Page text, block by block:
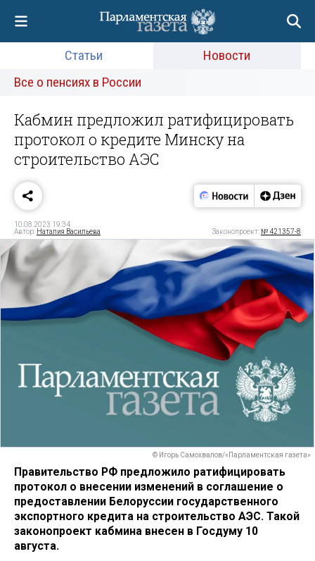
Статьи
Новости
Все о пенсиях в России
Кабмин предложил ратифицировать
протокол о кредите Минску на
строительство АЭС
10.08.2023 19:34
Автор: Наталия Васильева Законопроект: № 421357-8
© Игорь Самохвалов/«Парламентская газета»
Правительство РФ предложило ратифицировать
протокол о внесении изменений в соглашение о
предоставлении Белоруссии государственного
экспортного кредита на строительство АЭС. Такой
законопроект кабмина внесен в Госдуму 10
августа.